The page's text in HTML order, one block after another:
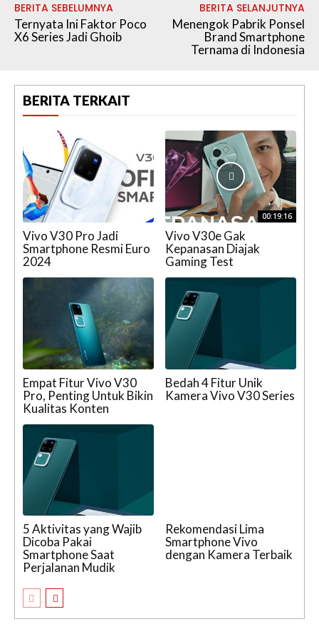
BERITA SEBELUMNYA
Ternyata Ini Faktor Poco
X6 Series Jadi Ghoib
BERITA SELANJUTNYA
Menengok Pabrik Ponsel
Brand Smartphone
Ternama di Indonesia
BERITA TERKAIT
Vivo V30 Pro Jadi
Smartphone Resmi Euro
2024
00:19:16
Vivo V30e Gak
Kepanasan Diajak
Gaming Test
Empat Fitur Vivo V30
Pro, Penting Untuk Bikin
Kualitas Konten
Bedah 4 Fitur Unik
Kamera Vivo V30 Series
5 Aktivitas yang Wajib
Dicoba Pakai
Smartphone Saat
Perjalanan Mudik
Rekomendasi Lima
Smartphone Vivo
dengan Kamera Terbaik